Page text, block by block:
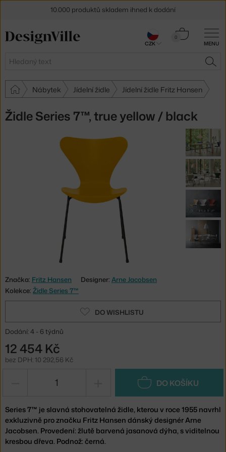
MENU
Hledat
0
Košík
Nábytek Jídelní židle Jídelní židle Fritz Hansen
Židle Series 7™, true yellow / black
Značka: Fritz Hansen Designer: Arne Jacobsen
Kolekce: Židle Series 7™
DO WISHLISTU
Dodání: 4 - 6 týdnů
12 454 Kč
bez DPH: 10 292,56 Kč
DO KOŠÍKU
Series 7™ je slavná stohovatelná židle, kterou v roce 1955 navrhl
exkluzivně pro značku Fritz Hansen dánský designér Arne
Jacobsen. Provedení: žlutě barvená jasanová dýha, s viditelnou
kresbou dřeva. Podnož: černá.
10.000 produktů skladem ihned k dodání
Sleva 5 % pro odběratele
CZK